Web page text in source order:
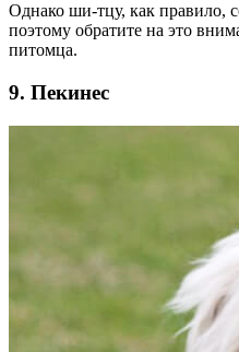
Однако ши-тцу, как правило,
поэтому обратите на это
питомца.
9. Пекинес